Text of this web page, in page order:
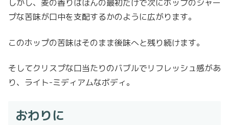
しかし、麦の香りはほんの最初だけで次にホップのシャー
プな苦味が口中を支配するかのように広がります。
このホップの苦味はそのまま後味へと残り続けます。
そしてクリスプな口当たりのバブルでリフレッシュ感があ
り、ライト-ミディアムなボディ。
おわりに